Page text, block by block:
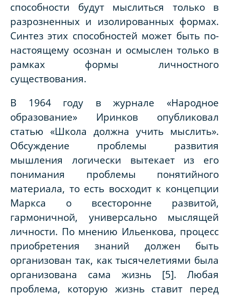
способности будут мыслиться только в
разрозненных и изолированных формах.
Синтез этих способностей может быть по-
настоящему осознан и осмыслен только в
рамках формы личностного
существования.
В 1964 году в журнале «Народное
образование» Иринков опубликовал
статью «Школа должна учить мыслить».
Обсуждение проблемы развития
мышления логически вытекает из его
понимания проблемы понятийного
материала, то есть восходит к концепции
Маркса о всесторонне развитой,
гармоничной, универсально мыслящей
личности. По мнению Ильенкова, процесс
приобретения знаний должен быть
организован так, как тысячелетиями была
организована сама жизнь [5]. Любая
проблема, которую жизнь ставит перед